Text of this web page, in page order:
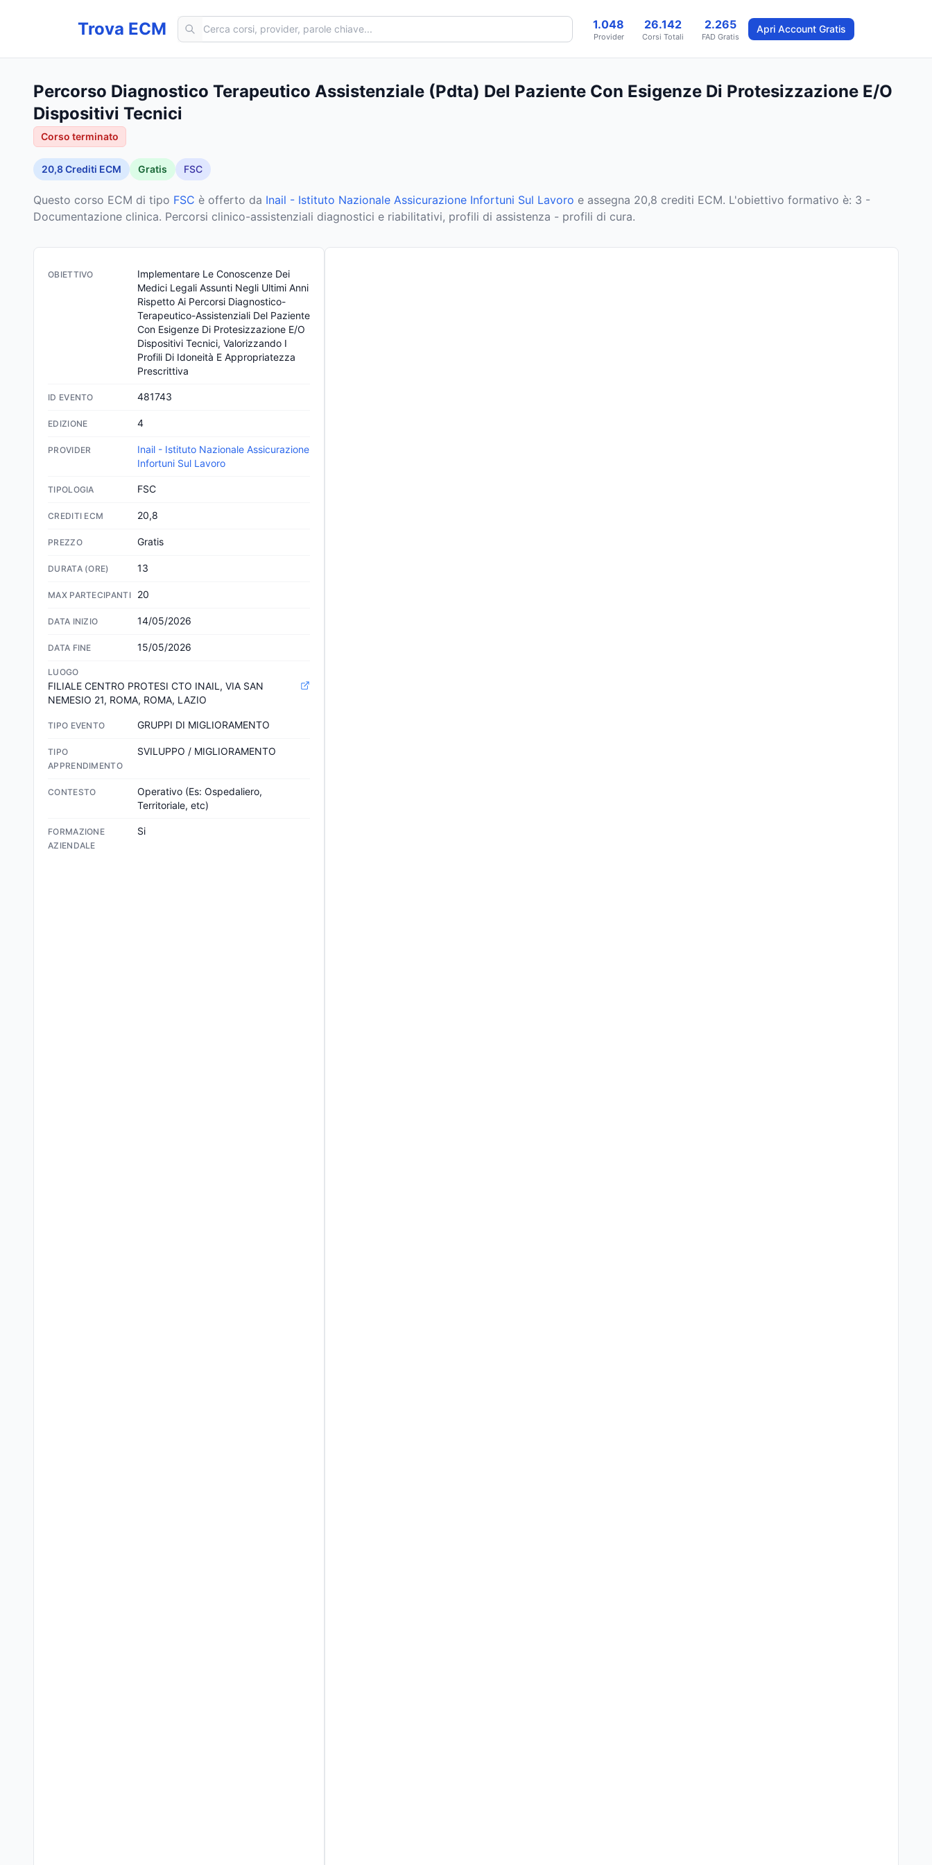
Trova ECM Cerca corsi ECM 1.048
Provider
26.142
Corsi Totali
2.265
FAD Gratis
Apri Account Gratis
Percorso Diagnostico Terapeutico Assistenziale (Pdta) Del Paziente Con Esigenze Di Protesizzazione E/O
Dispositivi Tecnici
Corso terminato
20,8Crediti ECM Gratis FSC
Questo corso ECM di tipo FSC è offerto da Inail - Istituto Nazionale Assicurazione Infortuni Sul Lavoro e assegna 20,8 crediti ECM. L'obiettivo formativo è: 3 -
Documentazione clinica. Percorsi clinico-assistenziali diagnostici e riabilitativi, profili di assistenza - profili di cura.
OBIETTIVO
Implementare Le Conoscenze Dei
Medici Legali Assunti Negli Ultimi Anni
Rispetto Ai Percorsi Diagnostico-
Terapeutico-Assistenziali Del Paziente
Con Esigenze Di Protesizzazione E/O
Dispositivi Tecnici, Valorizzando I
Profili Di Idoneità E Appropriatezza
Prescrittiva
ID EVENTO 481743
EDIZIONE 4
PROVIDER
Inail - Istituto Nazionale Assicurazione
Infortuni Sul Lavoro
TIPOLOGIA FSC
CREDITI ECM 20,8
PREZZO Gratis
DURATA (ORE) 13
MAX PARTECIPANTI 20
DATA INIZIO 14/05/2026
DATA FINE 15/05/2026
LUOGO
FILIALE CENTRO PROTESI CTO INAIL, VIA SAN
NEMESIO 21, ROMA, ROMA, LAZIO
TIPO EVENTO GRUPPI DI MIGLIORAMENTO
TIPO
APPRENDIMENTO
SVILUPPO / MIGLIORAMENTO
CONTESTO
Operativo (Es: Ospedaliero,
Territoriale, etc)
FORMAZIONE
AZIENDALE
Si